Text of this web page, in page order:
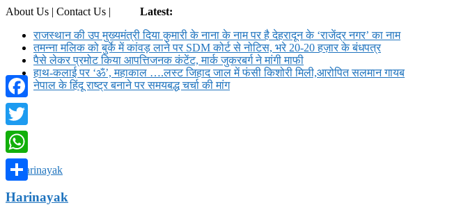
About Us | Contact Us |
Latest:
राजस्थान की उप मुख्यमंत्री दिया कुमारी के नाना के नाम पर है देहरादून के ‘राजेंद्र नगर’ का नाम
तमन्ना मलिक को बुर्के में कांवड़ लाने पर SDM कोर्ट से नोट‍िस, भरे 20-20 हज़ार के बंधपत्र
पैसे लेकर प्रमोट क‍िया आपत्तिजनक कंटेंट, मार्क जुकरबर्ग ने मांगी माफी
हाथ-कलाई पर ‘ॐ’, महाकाल ….लस्ट जिहाद जाल में फंसी किशोरी मिली,आरोपित सलमान गायब
नेपाल के हिंदू राष्ट्र बनाने पर समयबद्ध चर्चा की मांग
Harinayak
Facebook
Twitter
WhatsApp
Share